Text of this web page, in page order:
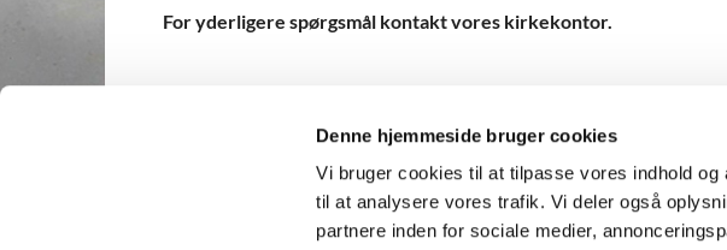
Denne hjemmeside bruger cookies
Vi bruger cookies til at tilpasse vores indhold
til at analysere vores trafik. Vi deler også
partnere inden for sociale medier,
For yderligere spørgsmål kontakt vores kirkekontor.
Vor Frelsers Kirke · Sankt Annæ Gade 29, 1416